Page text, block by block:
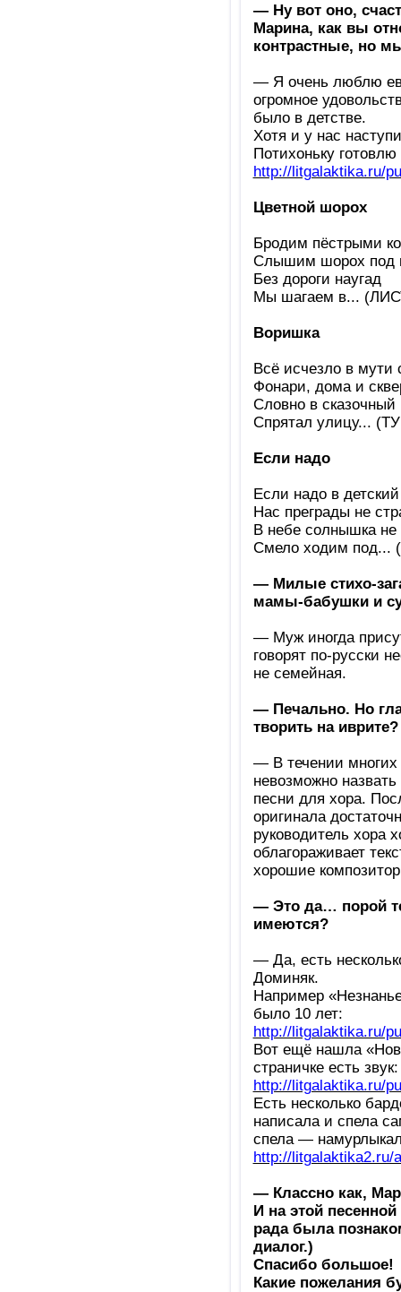
— Ну вот оно,
Марина, как вы
контрастные, но
— Я очень люблю
огромное
было в детстве.
Хотя и у нас
Потихоньку
http://litgalaktika.ru/
Цветной шорох
Бродим пёстрыми
Слышим шорох под
Без дороги наугад
Мы шагаем в...
Воришка
Всё исчезло в
Фонари, дома и
Словно в сказочный
Спрятал улицу...
Если надо
Если надо в
Нас преграды не
В небе солнышка
Смело ходим
— Милые стихо-
мамы-бабушки и
— Муж иногда
говорят по-русски
не семейная.
— Печально. Но
творить на иврите?
— В течении многих
невозможно
песни для хора.
оригинала
руководитель хора
облагораживает
хорошие
— Это да… порой
имеются?
— Да, есть
Доминяк.
Например
было 10 лет:
http://litgalaktika.ru/
Вот ещё нашла
страничке есть звук:
http://litgalaktika.ru/
Есть несколько
написала и спела
спела —
http://litgalaktika2.ru/
— Классно как,
И на этой
рада была
диалог.)
Спасибо большое!
Какие пожелания